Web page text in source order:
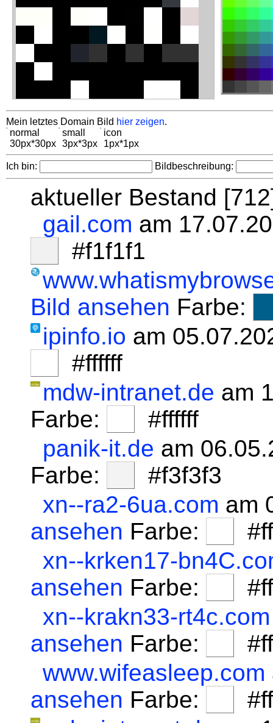
Mein letztes Domain Bild hier zeigen.
normal
30px*30px
small
3px*3px
icon
1px*1px
Ich bin: Bildbeschreibung:
aktueller Bestand
gail.com am
#f1f1f1
Bild ansehen Farbe:
ipinfo.io am
#ffffff
mdw-intranet.de am
Farbe:
#ffffff
panik-it.de am
Farbe:
#f3f3f3
xn--ra2-6ua.com am
ansehen Farbe:
xn--krken17-
ansehen Farbe:
xn--krakn33-rt4c.com
ansehen Farbe:
www.wifeasleep.com
ansehen Farbe: